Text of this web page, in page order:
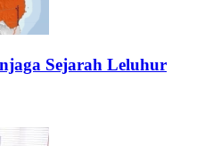
Sejarah Leluhur